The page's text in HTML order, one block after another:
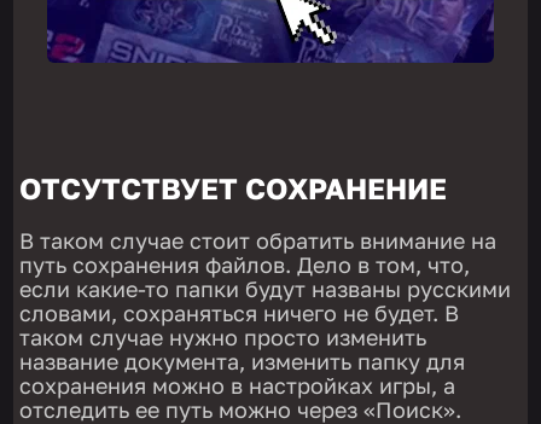
ОТСУТСТВУЕТ СОХРАНЕНИЕ
В таком случае стоит обратить внимание на
путь сохранения файлов. Дело в том, что,
если какие-то папки будут названы русскими
словами, сохраняться ничего не будет. В
таком случае нужно просто изменить
название документа, изменить папку для
сохранения можно в настройках игры, а
отследить ее путь можно через «Поиск».